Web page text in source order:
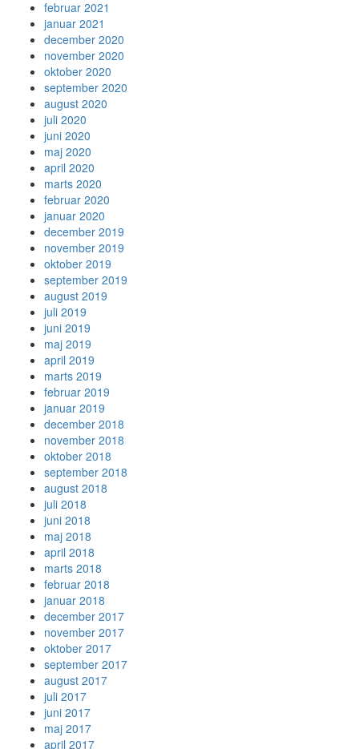
februar 2021
januar 2021
december 2020
november 2020
oktober 2020
september 2020
august 2020
juli 2020
juni 2020
maj 2020
april 2020
marts 2020
februar 2020
januar 2020
december 2019
november 2019
oktober 2019
september 2019
august 2019
juli 2019
juni 2019
maj 2019
april 2019
marts 2019
februar 2019
januar 2019
december 2018
november 2018
oktober 2018
september 2018
august 2018
juli 2018
juni 2018
maj 2018
april 2018
marts 2018
februar 2018
januar 2018
december 2017
november 2017
oktober 2017
september 2017
august 2017
juli 2017
juni 2017
maj 2017
april 2017